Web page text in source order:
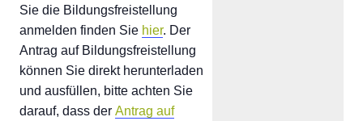
Sie die Bildungsfreistellung
anmelden finden Sie hier. Der
Antrag auf Bildungsfreistellung
können Sie direkt herunterladen
und ausfüllen, bitte achten Sie
darauf, dass der Antrag auf